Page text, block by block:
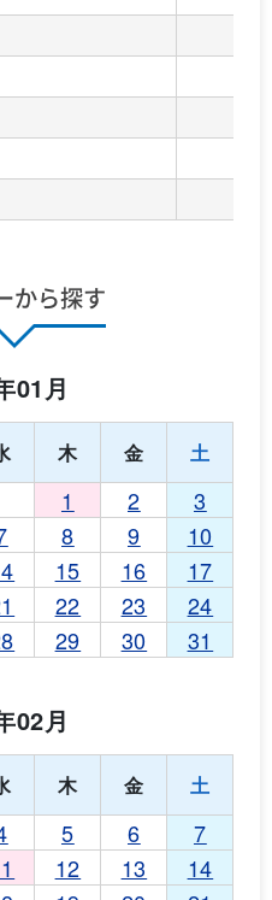
から探す
01月
木 金 土
1 2
3
8 9
10
15 16
17
22 23
24
29 30 31
02月
木 金 土
5 6
7
12 13
14